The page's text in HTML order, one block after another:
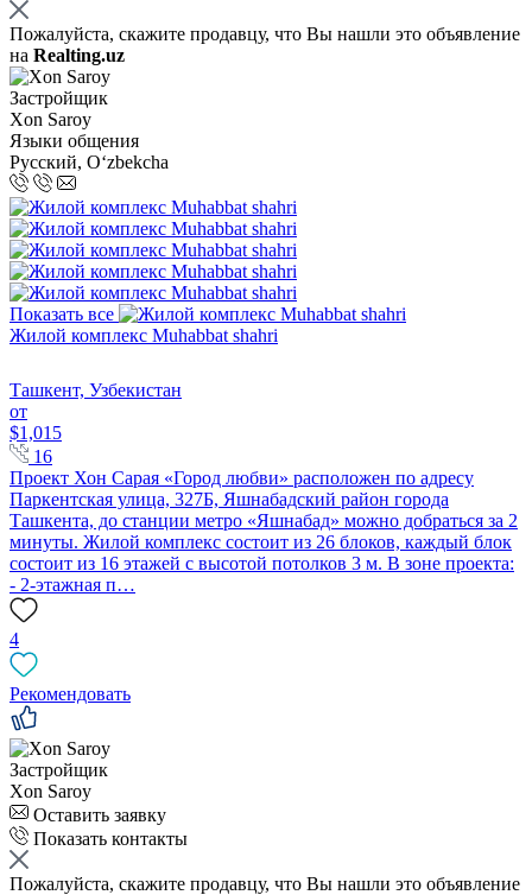
Пожалуйста, скажите продавцу, что Вы нашли это объявление
на Realting.uz
Застройщик
Xon Saroy
Языки общения
Русский, Oʻzbekcha
Показать все
Жилой комплекс Muhabbat shahri
Ташкент, Узбекистан
от
$1,015
16
Проект Хон Сарая «Город любви» расположен по адресу
Паркентская улица, 327Б, Яшнабадский район города
Ташкента, до станции метро «Яшнабад» можно добраться за 2
минуты. Жилой комплекс состоит из 26 блоков, каждый блок
состоит из 16 этажей с высотой потолков 3 м. В зоне проекта:
- 2-этажная п…
4
Рекомендовать
Застройщик
Xon Saroy
Оставить заявку
Показать контакты
Пожалуйста, скажите продавцу, что Вы нашли это объявление